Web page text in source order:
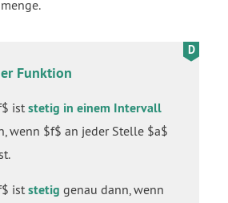
Funktion
ist stetig in einem Intervall
wenn $f$ an jeder Stelle $a$
ist stetig genau dann, wenn